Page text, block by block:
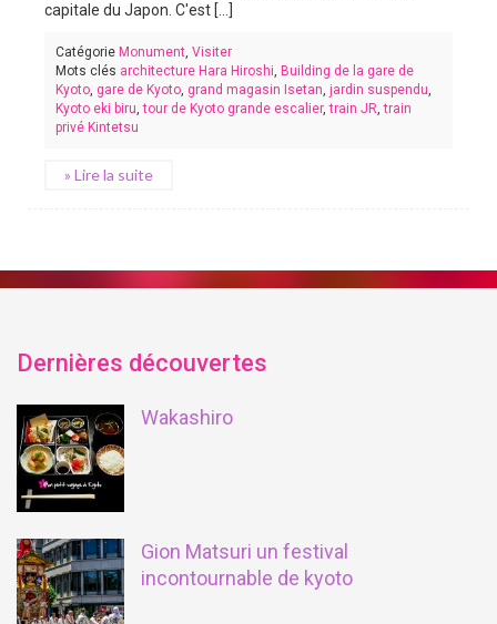
capitale du Japon. C'est [...]
Catégorie Monument, Visiter
Mots clés architecture Hara Hiroshi, Building de la gare de
Kyoto, gare de Kyoto, grand magasin Isetan, jardin suspendu,
Kyoto eki biru,tour de Kyoto grande escalier,train JR,train
privé Kintetsu
» Lire la suite
Dernières découvertes
Wakashiro
Gion Matsuri un festival
incontournable de kyoto